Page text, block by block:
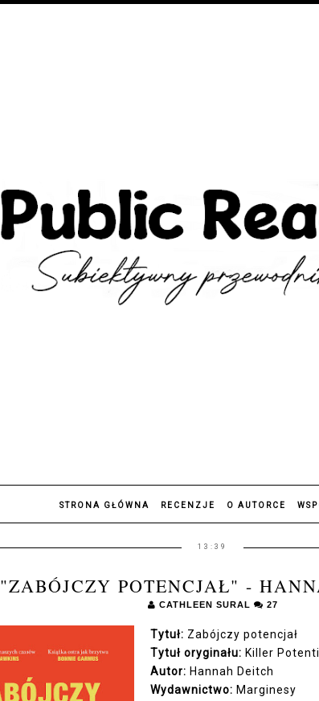
STRONA GŁÓWNA RECENZJE O AUTORCE
13:39
"ZABÓJCZY POTENCJAŁ" -
CATHLEEN SURAL 27
Tytuł: Zabójczy potencjał
Tytuł oryginału: Killer
Autor: Hannah Deitch
Wydawnictwo: Marginesy